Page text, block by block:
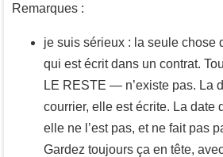
Remarques :
je suis sérieux : la seule chose
qui est écrit dans un contrat.
LE RESTE — n’existe pas. La
courrier, elle est écrite. La date
elle ne l’est pas, et ne fait pas
Gardez toujours ça en tête,